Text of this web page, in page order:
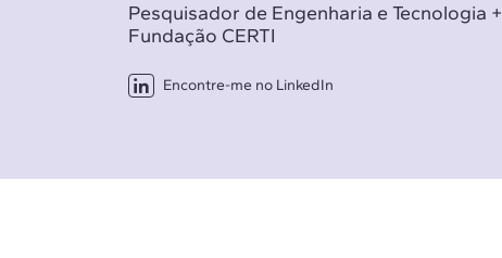
Pesquisador de Engenharia e Tecnologia +
Fundação CERTI
Encontre-me no LinkedIn